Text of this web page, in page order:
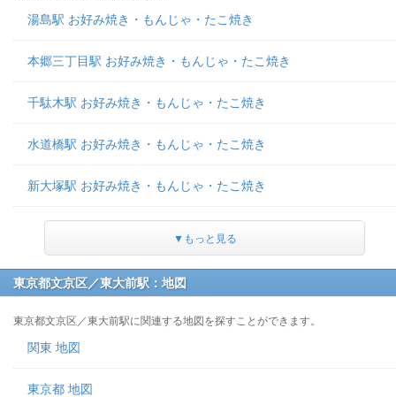
湯島駅 お好み焼き・もんじゃ・たこ焼き
本郷三丁目駅 お好み焼き・もんじゃ・たこ焼き
千駄木駅 お好み焼き・もんじゃ・たこ焼き
水道橋駅 お好み焼き・もんじゃ・たこ焼き
新大塚駅 お好み焼き・もんじゃ・たこ焼き
▼もっと見る
東京都文京区／東大前駅：地図
東京都文京区／東大前駅に関連する地図を探すことができます。
関東 地図
東京都 地図